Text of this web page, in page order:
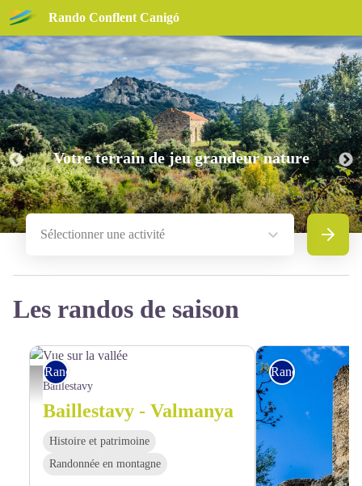
Rando Conflent Canigó
Votre terrain de jeu grandeur nature
Sélectionner une activité
Les randos de saison
Vue sur la vallée - © OTI Conflent Canigó
Rando pédestre
Baillestavy
Baillestavy - Valmanya
Histoire et patrimoine
Randonnée en montagne
Rando pédestre